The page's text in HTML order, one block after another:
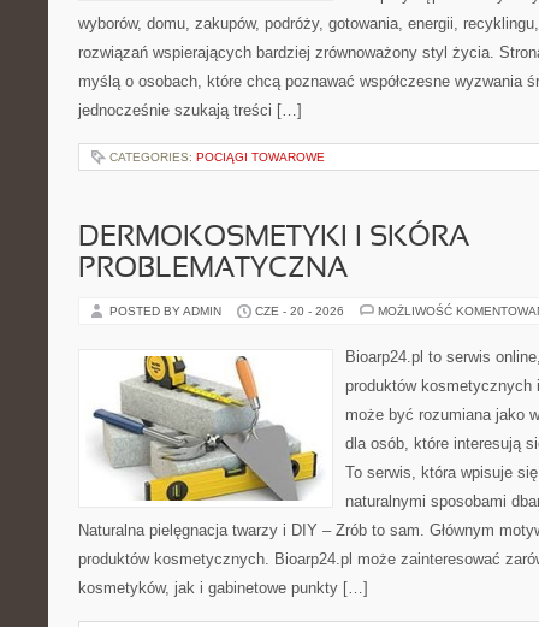
wyborów, domu, zakupów, podróży, gotowania, energii,
rozwiązań wspierających bardziej zrównoważony styl życia.
myślą o osobach, które chcą poznawać współczesne wyzwania
jednocześnie szukają treści […]
CATEGORIES: POCIĄGI TOWAROWE
DERMOKOSMETYKI I SKÓRA
PROBLEMATYCZNA
POSTED BY ADMIN CZE - 20 - 2026 MOŻLIWOŚĆ
Bioarp24.pl to serwis
produktów kosmetycznych
może być rozumiana jako
dla osób, które interesują
To serwis, która wpisuje
naturalnymi sposobami
Naturalna pielęgnacja twarzy i DIY – Zrób to sam. Głównym
produktów kosmetycznych. Bioarp24.pl może zainteresować
kosmetyków, jak i gabinetowe punkty […]